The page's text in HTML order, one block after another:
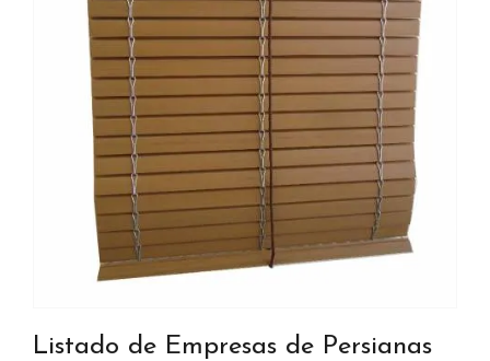
Listado de Empresas de Persianas